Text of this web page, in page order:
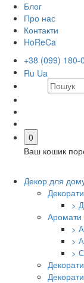
Блог
Про нас
Контакти
HoReCa
+38 (099) 180-
Ru Ua
0
Ваш кошик
Декор для
>
>
>
>